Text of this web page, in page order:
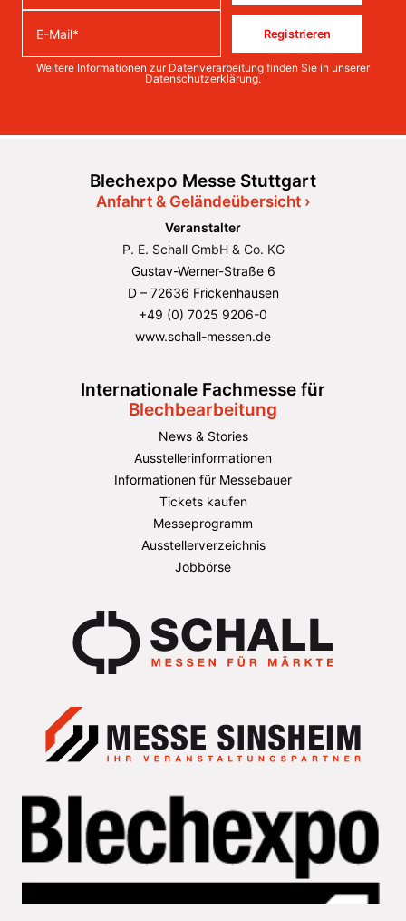
Registrieren
Weitere Informationen zur Datenverarbeitung finden Sie in unserer
Datenschutzerklärung.
Blechexpo Messe Stuttgart
Anfahrt & Geländeübersicht ›
Veranstalter
P. E. Schall GmbH & Co. KG
Gustav-Werner-Straße 6
D – 72636 Frickenhausen
+49 (0) 7025 9206-0
www.schall-messen.de
Internationale Fachmesse für
Blechbearbeitung
News & Stories
Ausstellerinformationen
Informationen für Messebauer
Tickets kaufen
Messeprogramm
Ausstellerverzeichnis
Jobbörse